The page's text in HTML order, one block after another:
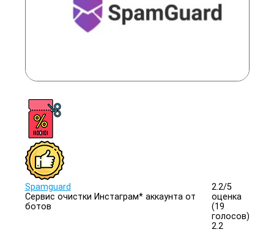
Spamguard
Сервис очистки Инстаграм* аккаунта от
ботов
2.2/5
оценка
(19
голосов)
2.2